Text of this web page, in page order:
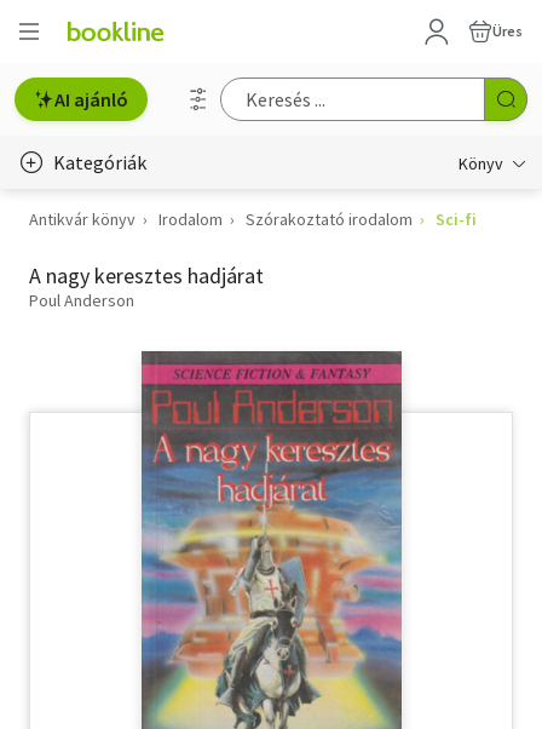
Üres
AI ajánló
Kategóriák Könyv
Életmód, egészség
Erotika
Szótár, nyelvkönyv
Tankönyv, segédkönyv
Társadalomtudomány
Antikvár könyv Irodalom Szórakoztató irodalom Sci-fi
A nagy keresztes hadjárat
Poul Anderson